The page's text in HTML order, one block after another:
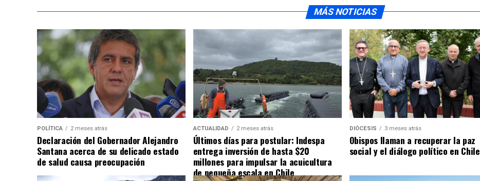
MÁS NOTICIAS
POLÍTICA 2 meses atrás
Declaración del Gobernador Alejandro
Santana acerca de su delicado estado
de salud causa preocupación
ACTUALIDAD 2 meses atrás
Últimos días para postular: Indespa
entrega inversión de hasta $20
millones para impulsar la acuicultura
de pequeña escala en Chile
DIÓCESIS 3 meses atrás
Obispos llaman a recuperar la paz
social y el diálogo político en Chile